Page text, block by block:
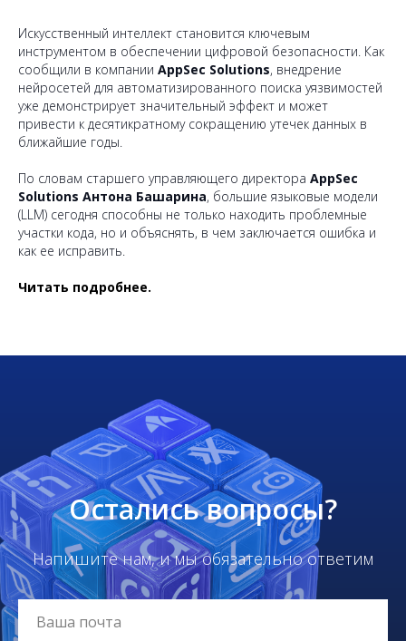
Искусственный интеллект становится ключевым
инструментом в обеспечении цифровой безопасности. Как
сообщили в компании AppSec Solutions, внедрение
нейросетей для автоматизированного поиска уязвимостей
уже демонстрирует значительный эффект и может
привести к десятикратному сокращению утечек данных в
ближайшие годы.
По словам старшего управляющего директора AppSec
Solutions Антона Башарина, большие языковые модели
(LLM) сегодня способны не только находить проблемные
участки кода, но и объяснять, в чем заключается ошибка и
как ее исправить.
Читать подробнее.
Остались вопросы?
Напишите нам, и мы обязательно ответим